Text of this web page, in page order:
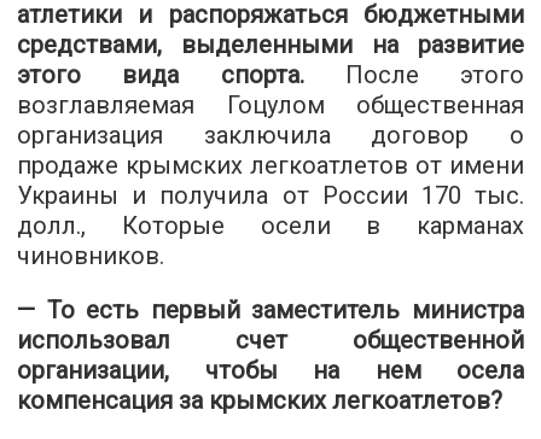
атлетики и распоряжаться бюджетными
средствами, выделенными на развитие
этого вида спорта.После этого
возглавляемая Гоцулом общественная
организация заключила договор о
продаже крымских легкоатлетов от имени
Украины и получила от России 170 тыс.
долл., Которые осели в карманах
чиновников.
— То есть первый заместитель министра
использовал счет общественной
организации, чтобы на нем осела
компенсация за крымских легкоатлетов?